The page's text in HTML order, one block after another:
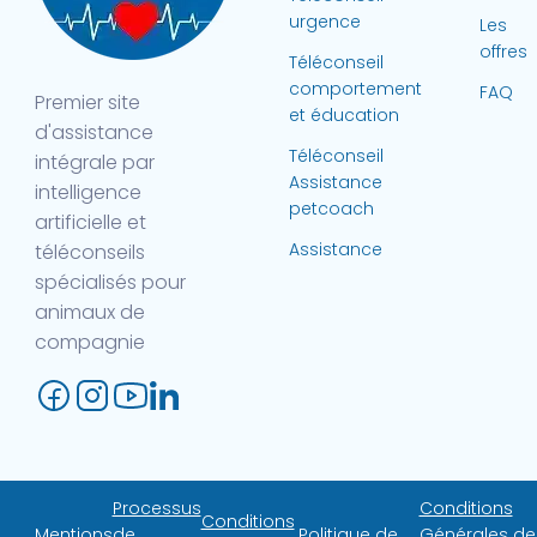
Premier site
d'assistance
intégrale par
intelligence
artificielle et
téléconseils
spécialisés pour
animaux de
compagnie
urgence
Téléconseil
comportement
et éducation
Téléconseil
Assistance
petcoach
Assistance
Les
offres
FAQ
Processus
Conditions
Conditions